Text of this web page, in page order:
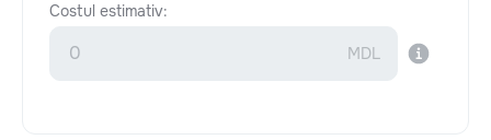
Costul estimativ: